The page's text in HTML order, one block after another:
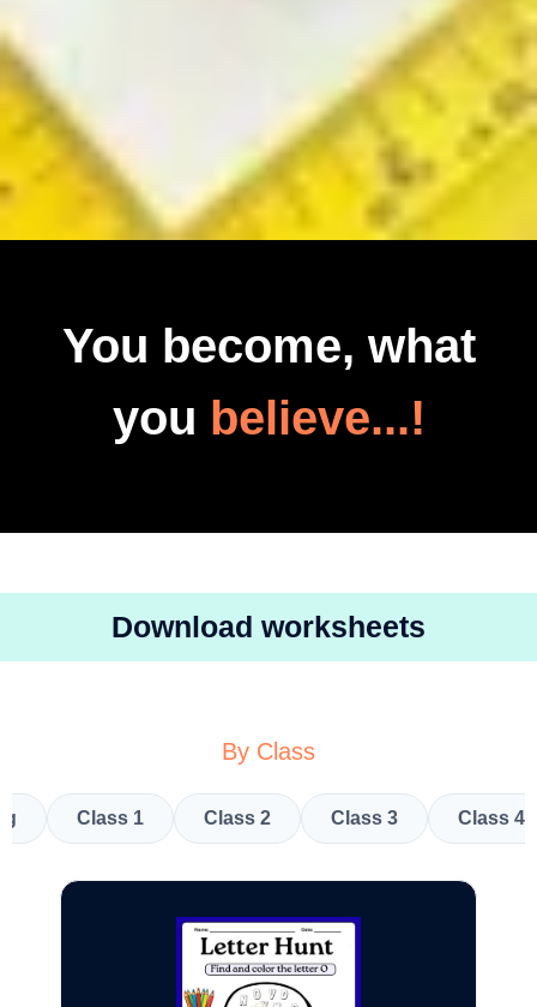
You become, what
you believe...!
Download worksheets
By Class
Class 1 Class 2 Class 3 Class 4